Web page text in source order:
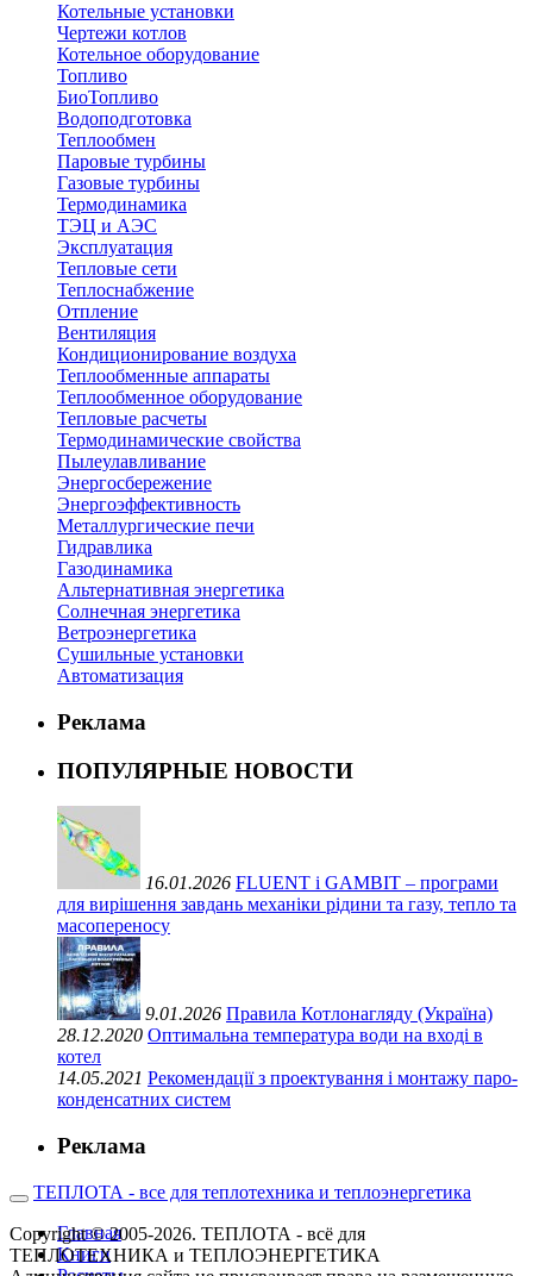
Котельные установки
Чертежи котлов
Котельное оборудование
Топливо
БиоТопливо
Водоподготовка
Теплообмен
Паровые турбины
Газовые турбины
Термодинамика
ТЭЦ и АЭС
Эксплуатация
Тепловые сети
Теплоснабжение
Отпление
Вентиляция
Кондиционирование воздуха
Теплообменные аппараты
Теплообменное оборудование
Тепловые расчеты
Термодинамические свойства
Пылеулавливание
Энергосбережение
Энергоэффективность
Металлургические печи
Гидравлика
Газодинамика
Альтернативная энергетика
Солнечная энергетика
Ветроэнергетика
Сушильные установки
Автоматизация
Реклама
ПОПУЛЯРНЫЕ НОВОСТИ
16.01.2026 FLUENT і GAMBIT – програми
для вирішення завдань механіки рідини та газу, тепло та
масопереносу
9.01.2026 Правила Котлонагляду (Україна)
28.12.2020 Оптимальна температура води на вході в
котел
14.05.2021 Рекомендації з проектування і монтажу паро-
конденсатних систем
Реклама
ТЕПЛОТА - все для теплотехника и теплоэнергетика
Главная
Книги
Copyright © 2005-2026. ТЕПЛОТА - всё для
ТЕПЛОТЕХНИКА и ТЕПЛОЭНЕРГЕТИКА